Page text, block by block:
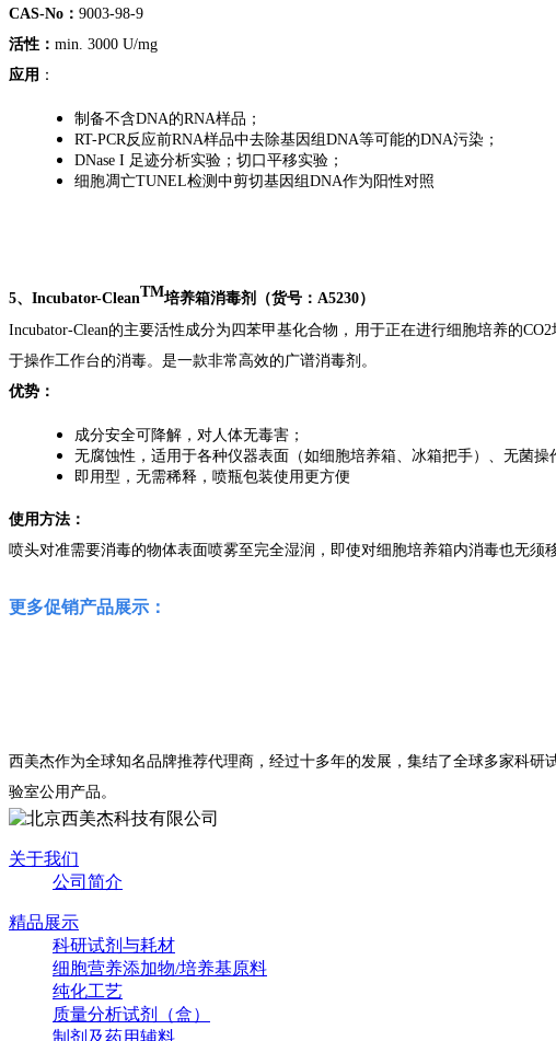
CAS-No： 9003-98-9
活性： min. 3000 U/mg
应用 ：
制备不含DNA的RNA样品；
RT-PCR反应前RNA样品中去除基因组DNA等可能的DNA污染；
DNase I 足迹分析实验；切口平移实验；
细胞凋亡TUNEL检测中剪切基因组DNA作为阳性对照
5、 Incubator-CleanTM培养箱消毒剂 （货号：A5230）
Incubator-Clean的主要活性成分为四苯甲基化合物 ，用于正在进行细胞培养的
于操作工作台的消毒。是一款非常高效的广谱消毒剂。
优势：
成分安全可降解，对人体无毒害；
无腐蚀性，适用于各种仪器表面（如细胞培养箱、冰箱把手）、无菌操
即用型，无需稀释，喷瓶包装使用更方便
使用方法：
喷头对准需要消毒的物体表面喷雾至完全湿润，即使对细胞培养箱内消毒也无须
更多促销产品展示：
西美杰作为全球知名品牌推荐代理商，经过十多年的发展，集结了全球多家科研
验室公用产品。
关于我们
公司简介
精品展示
科研试剂与耗材
细胞营养添加物/培养基原料
纯化工艺
质量分析试剂（盒）
制剂及药用辅料